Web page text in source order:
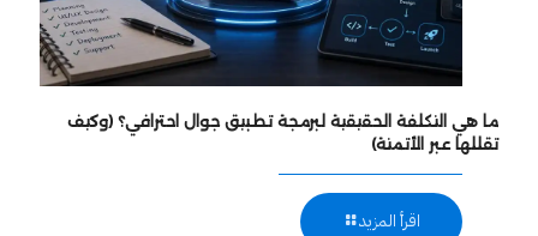
ما هي التكلفة الحقيقية لبرمجة تطبيق جوال احترافي؟ (وكيف
تقللها عبر الأتمتة)
اقرأ المزيد